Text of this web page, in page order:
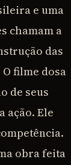
e uma
chamam a
das
filme dosa
de seus
ação. Ele
obra feita